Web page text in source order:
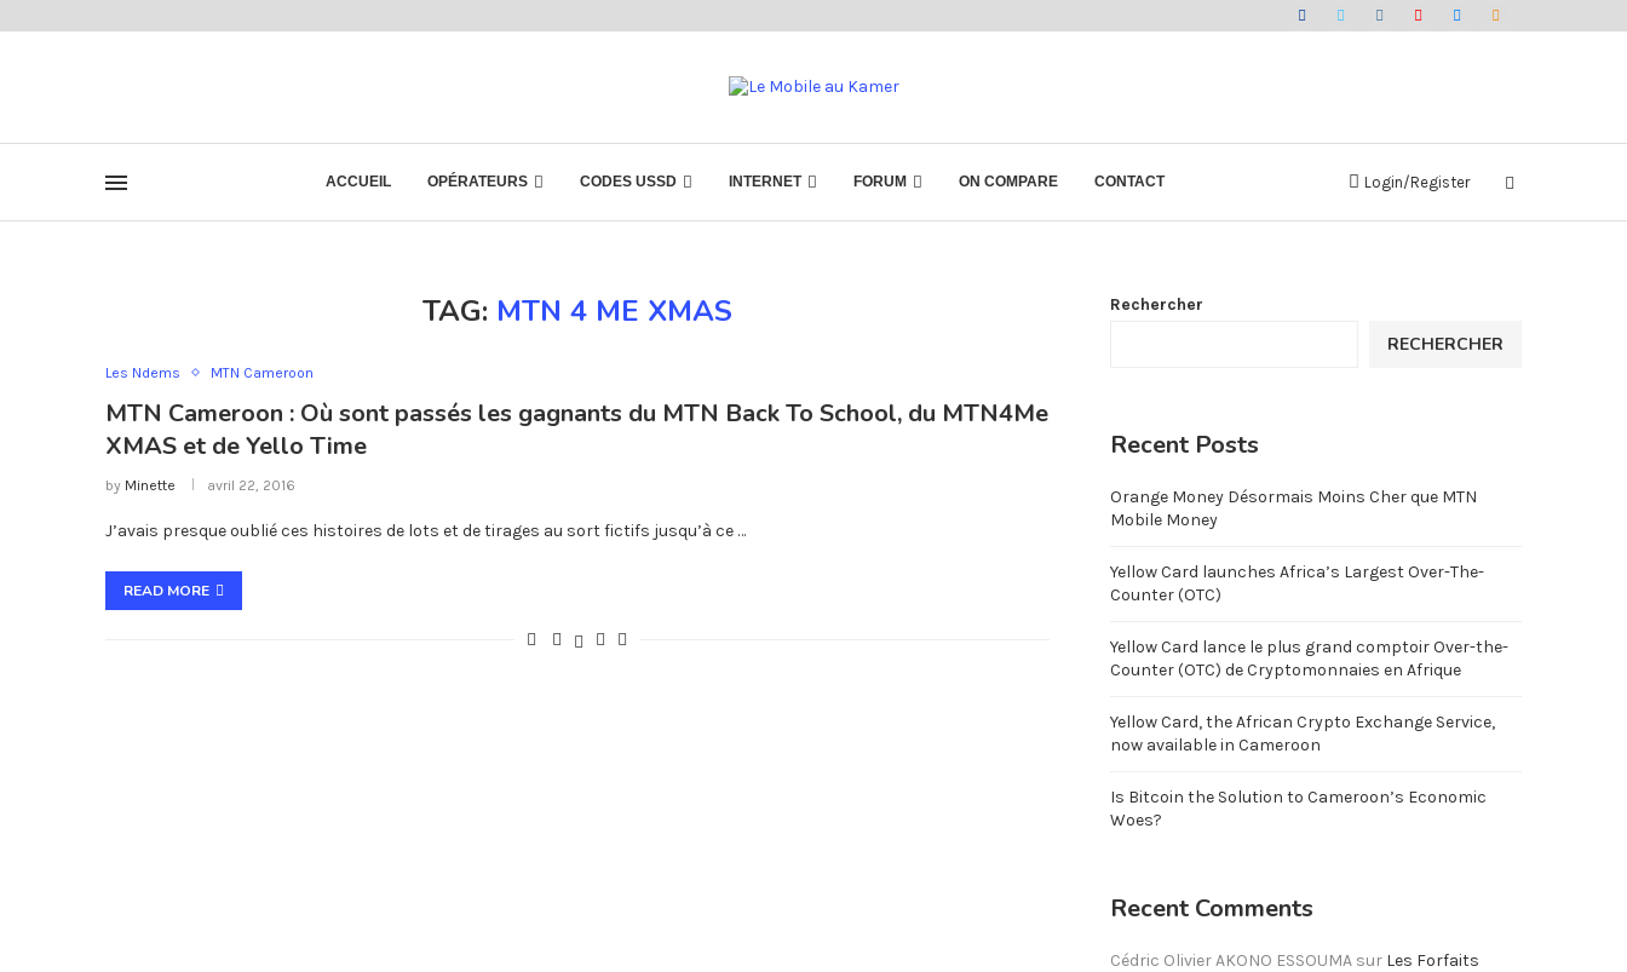
ACCUEIL OPÉRATEURS CODES USSD INTERNET FORUM ON COMPARE CONTACT Login/Register
TAG: MTN 4 ME XMAS
Les Ndems MTN Cameroon
MTN Cameroon : Où sont passés les gagnants du MTN Back To School, du MTN4Me
XMAS et de Yello Time
by Minette avril 22, 2016
J’avais presque oublié ces histoires de lots et de tirages au sort fictifs jusqu’à ce …
READ MORE
Rechercher
RECHERCHER
Recent Posts
Orange Money Désormais Moins Cher que MTN
Mobile Money
Yellow Card launches Africa’s Largest Over-The-
Counter (OTC)
Yellow Card lance le plus grand comptoir Over-the-
Counter (OTC) de Cryptomonnaies en Afrique
Yellow Card, the African Crypto Exchange Service,
now available in Cameroon
Is Bitcoin the Solution to Cameroon’s Economic
Woes?
Recent Comments
Cédric Olivier AKONO ESSOUMA sur Les Forfaits